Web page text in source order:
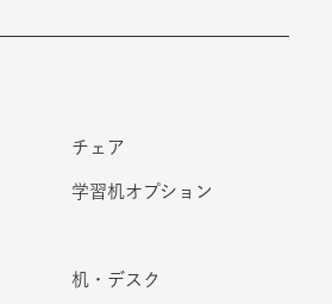
チェア
学習机オプション
机・デスク